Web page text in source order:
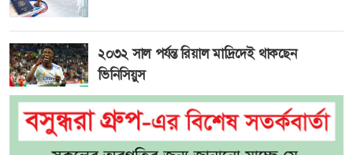
২০৩২ সাল পর্যন্ত রিয়াল মাদ্রিদেই থাকছেন
ভিনিসিয়ুস